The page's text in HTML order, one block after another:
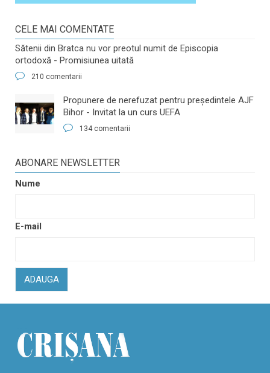
CELE MAI COMENTATE
Sătenii din Bratca nu vor preotul numit de Episcopia
ortodoxă - Promisiunea uitată
210 comentarii
​Propunere de nerefuzat pentru preşedintele AJF
Bihor - Invitat la un curs UEFA
134 comentarii
ABONARE NEWSLETTER
Nume
E-mail
ADAUGA